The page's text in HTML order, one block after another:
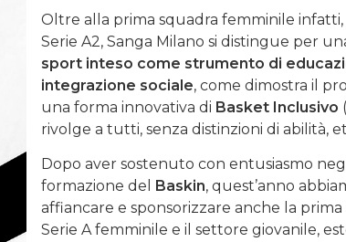
Oltre alla prima squadra femminile infatti,
Serie A2, Sanga Milano si distingue per
sport inteso come strumento di
integrazione sociale, come dimostra il
una forma innovativa di Basket Inclusivo
rivolge a tutti, senza distinzioni di abilità,
Dopo aver sostenuto con entusiasmo
formazione del
Baskin, quest’anno
affiancare e sponsorizzare anche la prima
Serie A femminile e il settore giovanile,